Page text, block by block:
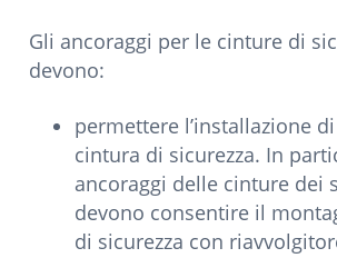
Gli ancoraggi per le cinture di
devono:
permettere l’installazione di
cintura di sicurezza. In
ancoraggi delle cinture dei
devono consentire il
di sicurezza con